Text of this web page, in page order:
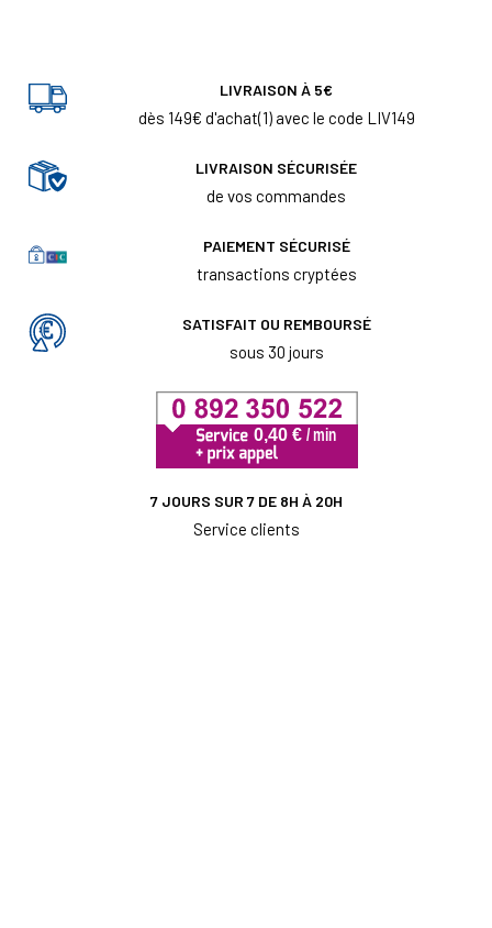
LIVRAISON À 5€
dès 149€ d'achat(1) avec le code LIV149
LIVRAISON SÉCURISÉE
de vos commandes
PAIEMENT SÉCURISÉ
transactions cryptées
SATISFAIT OU REMBOURSÉ
sous 30 jours
7 JOURS SUR 7 DE 8H À 20H
Service clients